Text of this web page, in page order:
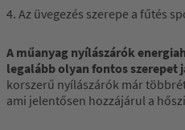
4. Az üvegezés szerepe a fűtés
A műanyag nyílászárók
legalább olyan fontos szerepet
korszerű nyílászárók már
ami jelentősen hozzájárul a